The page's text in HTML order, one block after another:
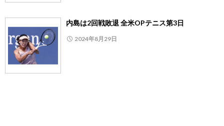
内島は2回戦敗退 全米OPテニス第3日
2024年8月29日